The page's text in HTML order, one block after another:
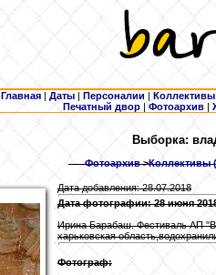
Главная | Даты | Персоналии | Коллективы
Печатный двор |Фотоархив |
Выборка:
Фотоархив>Коллективы
Дата добавления: 28.07.2018
Дата фотографии: 28 июня
Ирина Барабаш. Фестиваль АП
харьковская
Фотограф: